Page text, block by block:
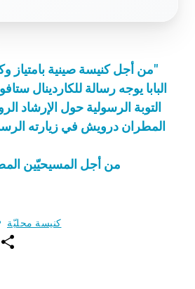
"من أجل كنيسة صينية بامتياز وكاثوليكية بامتياز"
البابا يوجه رسالة للكاردينال
التوبة الرسولية حول الإرشاد
المطران درويش في زيارته
من أجل المسيحيّين
كنيسة محليّة
w